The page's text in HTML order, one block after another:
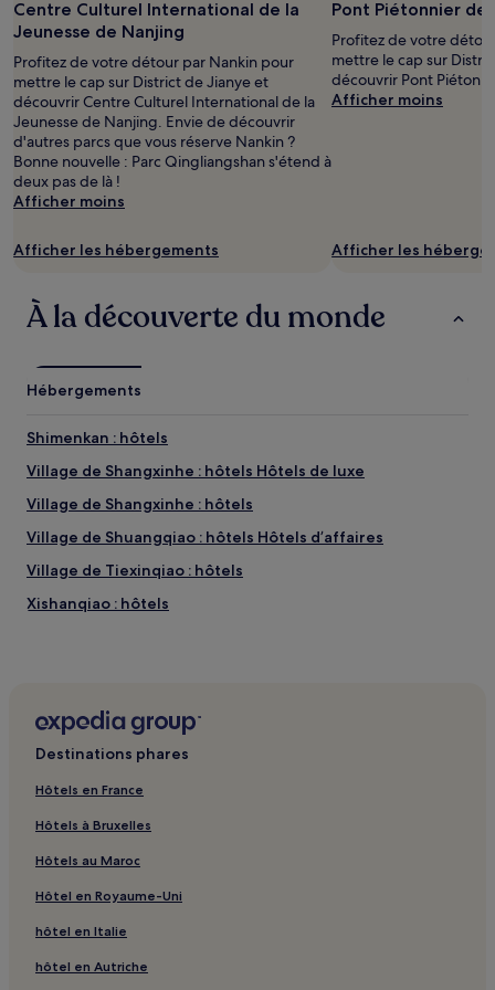
Centre Culturel International de la
Jeunesse de Nanjing
Profitez de votre détour par Nankin pour
mettre le cap sur District de Jianye et
découvrir Centre Culturel International de la
Jeunesse de Nanjing. Envie de découvrir
d'autres parcs que vous réserve Nankin ?
Bonne nouvelle : Parc Qingliangshan s'étend à
deux pas de là !
Afficher moins
Afficher les hébergements
Pont Piétonnier
Profitez de votre
mettre le cap sur
découvrir Pont
Afficher moins
Afficher les
À la découverte du monde
Hébergements
Shimenkan : hôtels
Village de Shangxinhe : hôtels Hôtels de luxe
Village de Shangxinhe : hôtels
Village de Shuangqiao : hôtels Hôtels d’affaires
Village de Tiexinqiao : hôtels
Xishanqiao : hôtels
District de Pukou : hôtels
District de Qinhuai : hôtels Hôtels avec piscine
District de Qinhuai : hôtels Hôtels avec parking
District de Qinhuai : hôtels Hôtels de luxe
District de Qinhuai : hôtels Hôtels d’affaires
District de Qinhuai : hôtels Hôtels familiaux
District de Qinhuai : hôtels
Ruines du Palais Ming : hôtels à proximité
Destinations phares
Hôtels en France
Hôtels à Bruxelles
Hôtels au Maroc
Hôtel en Royaume-Uni
hôtel en Italie
hôtel en Autriche